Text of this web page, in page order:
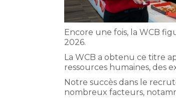
Encore une fois, la WCB
2026.
La WCB a obtenu ce titre
ressources humaines, des
Notre succès dans le
nombreux facteurs,